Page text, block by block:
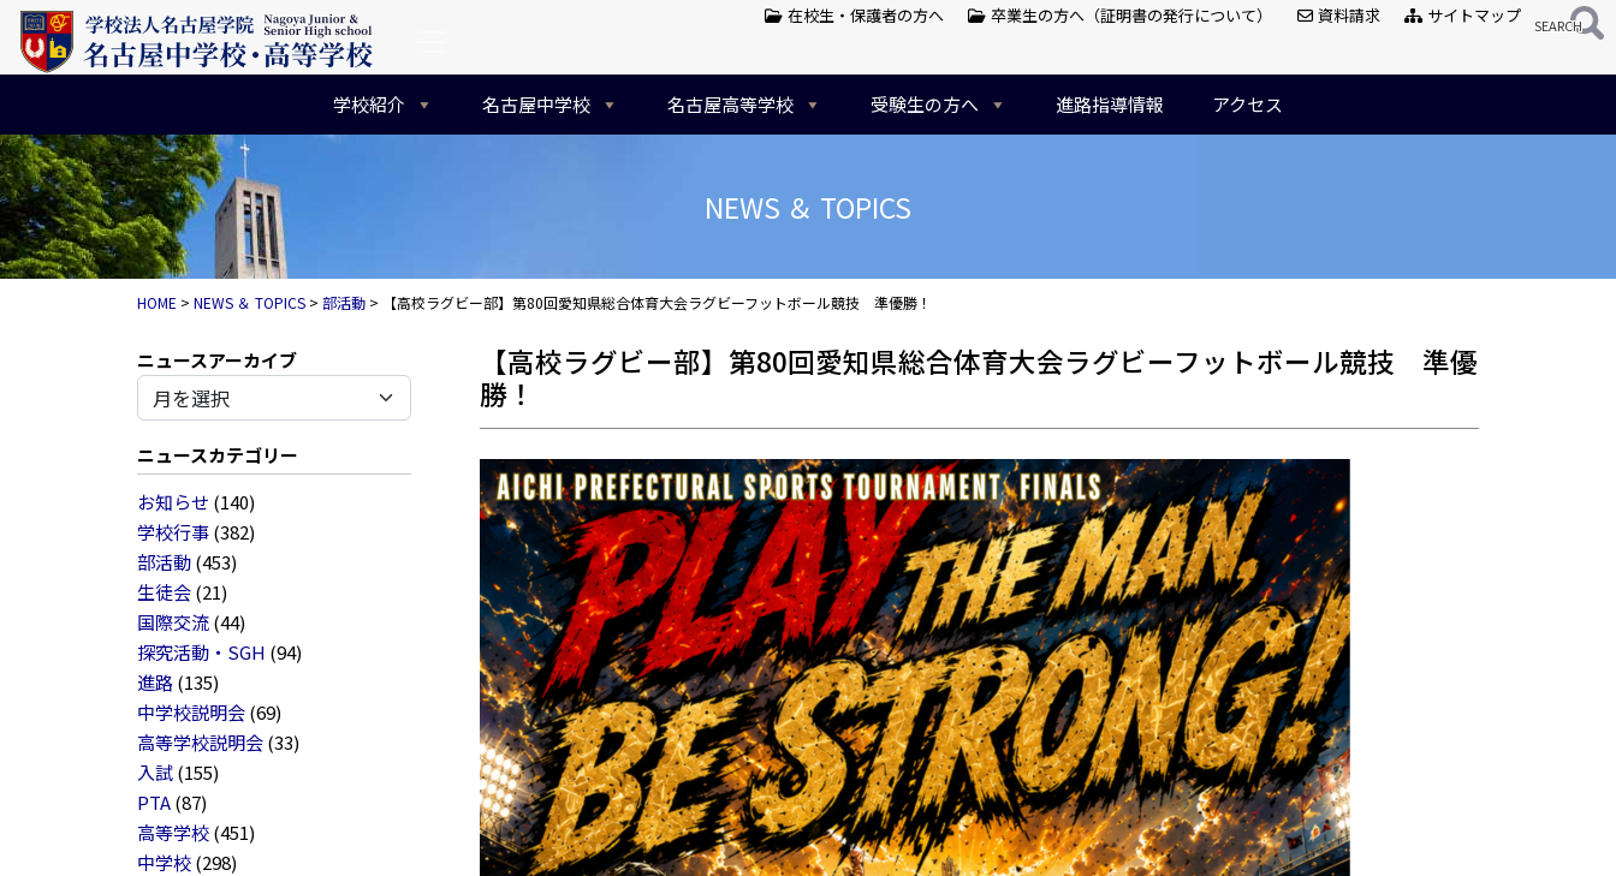
コンテンツへスキップ
メインナビゲーション
学校紹介 名古屋中学校 名古屋高等学校 受験生の方へ 進路指導情報 アクセス
在校生・保護者の方へ 卒業生の方へ（証明書の発行について） 資料請求 サイトマップ
NEWS ＆ TOPICS
HOME > NEWS ＆ TOPICS > 部活動 > 【高校ラグビー部】第80回愛知県総合体育大会ラグビーフットボール競技 準優勝！
アーカイブ
ニュースカテゴリー
お知らせ (140)
学校行事(382)
部活動(453)
生徒会(21)
国際交流(44)
探究活動・SGH (94)
進路(135)
中学校説明会(69)
高等学校説明会(33)
入試(155)
PTA(87)
高等学校(451)
中学校(298)
【高校ラグビー部】第80回愛知県総合体育大会ラグビーフットボール競技 準優
勝！